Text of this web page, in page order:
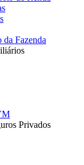
Fazenda
Privados